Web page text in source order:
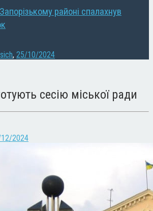
районі спалахнув
, 25/10/2024
сесію міської ради
2024